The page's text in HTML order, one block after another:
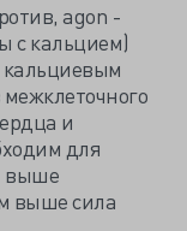
agon -
с кальцием)
кальциевым
и
для
выше
выше сила